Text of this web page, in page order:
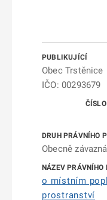
Obec Trstěnice
IČO: 00293679
Obecně
o místním
prostranství